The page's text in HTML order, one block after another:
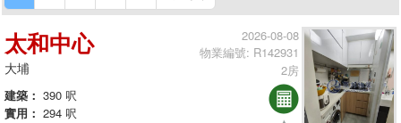
太和中心
大埔
建築： 390 呎
實用： 294 呎
2026-08-08
物業編號: R142931
2房